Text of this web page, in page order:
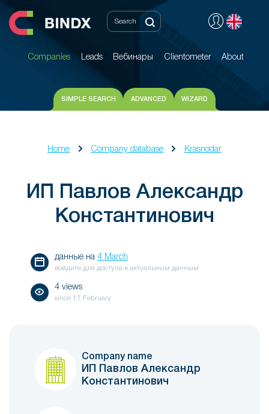
Companies Leads Вебинары Clientometer About
Companies Leads Вебинары Clientometer About
SIMPLE SEARCH ADVANCED WIZARD
Home Company database Krasnodar
ИП Павлов Александр
Константинович
данные на 4 March
войдите для доступа к актуальным данным
4 views
since 17 February
Company name
ИП Павлов Александр
Константинович